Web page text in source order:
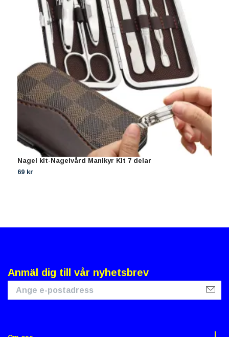
Nagel kit-Nagelvård Manikyr Kit 7 delar
69 kr
Anmäl dig till vår nyhetsbrev